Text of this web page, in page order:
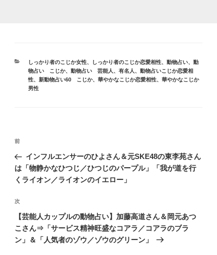
カ
テ
ゴ
リ
しっかり者のこじか女性、 しっかり者のこじか恋愛相性、 動物占い、 動
物占い こじか、 動物占い 芸能人、有名人 、 動物占いこじか恋愛相
性、 新動物占い60 こじか、 華やかなこじか恋愛相性、 華やかなこじか
男性
投
ナ
ビ
ー
シ
ョ
ン
前
の
投
稿
前
インフルエンサーのひよさん＆元SKE48の東李苑さん
は「物静かなひつじ／ひつじのパープル」「我が道を行
くライオン／ライオンのイエロー」
次
の
投
稿
次
【芸能人カップルの動物占い】加藤高道さん＆岡元あつ
こさん⇒「サービス精神旺盛なコアラ／コアラのブラ
ン」＆「人気者のゾウ／ゾウのグリーン」